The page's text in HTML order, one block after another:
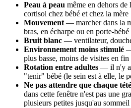
Peau à peau même en dehors
cortisol chez bébé et chez la mère
Mouvement — marcher dans la
bras, en écharpe ou en porte-
Bruit blanc — ventilateur,
Environnement moins stimulé
plus basse, moins de visites en
Rotation entre adultes — il n'y a
"tenir" bébé (le sein est à elle, le
Ne pas attendre que chaque
dans cette fenêtre n'est pas une
plusieurs petites jusqu'au